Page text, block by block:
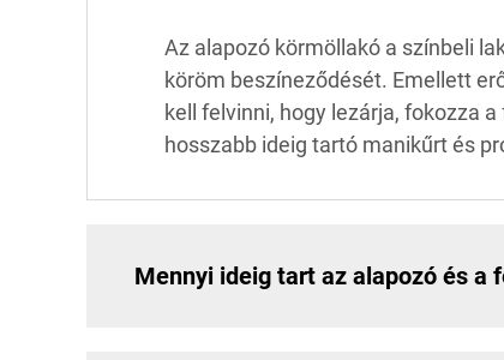
Az alapozó körmöllakó a színbeli
köröm beszíneződését. Emellett
kell felvinni, hogy lezárja, fokozza
hosszabb ideig tartó manikűrt és
Mennyi ideig tart az alapozó és a